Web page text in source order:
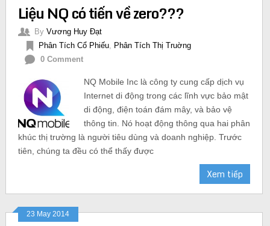
Liệu NQ có tiến về zero???
By Vương Huy Đạt
Phân Tích Cổ Phiếu, Phân Tích Thị Truờng
0 Comment
NQ Mobile Inc là công ty cung cấp dịch vụ
Internet di động trong các lĩnh vực bảo mật
di động, điện toán đám mây, và bảo vệ
thông tin. Nó hoạt động thông qua hai phân
khúc thị trường là người tiêu dùng và doanh nghiệp. Trước
tiên, chúng ta đều có thể thấy được
Xem tiếp
23 May 2014